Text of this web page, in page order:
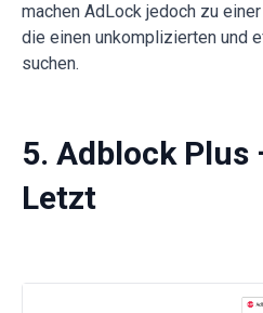
machen AdLock jedoch zu
die einen unkomplizierten und
suchen.
5. Adblock Plus
Letzt